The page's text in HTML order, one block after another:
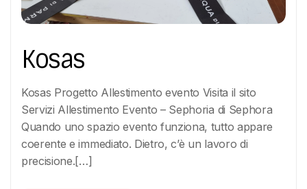
Kosas
Kosas Progetto Allestimento evento Visita il sito
Servizi Allestimento Evento – Sephoria di Sephora
Quando uno spazio evento funziona, tutto appare
coerente e immediato. Dietro, c’è un lavoro di
precisione.[…]